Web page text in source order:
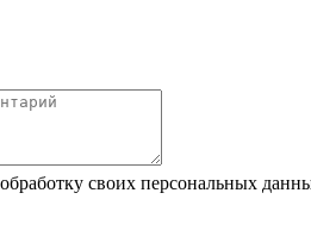
своих персональных